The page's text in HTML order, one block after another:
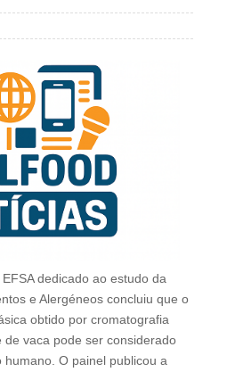
dedicado ao estudo da
e Alergéneos concluiu que o
obtido por cromatografia
de vaca pode ser considerado
O painel publicou a